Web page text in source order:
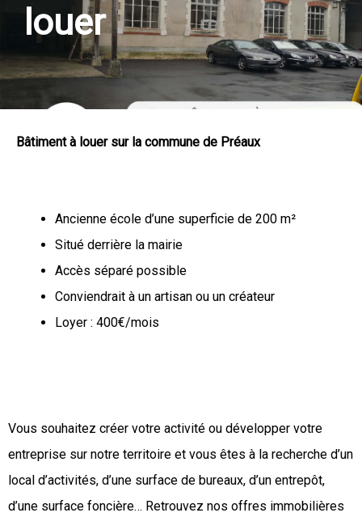
louer
Bâtiment à louer sur la commune de Préaux​
Ancienne école d’une superficie de 200 m²
Situé derrière la mairie
Accès séparé possible
Conviendrait à un artisan ou un créateur
Loyer : 400€/mois
Vous souhaitez créer votre activité ou développer votre
entreprise sur notre territoire et vous êtes à la recherche d’un
local d’activités, d’une surface de bureaux, d’un entrepôt,
d’une surface foncière… Retrouvez nos offres immobilières